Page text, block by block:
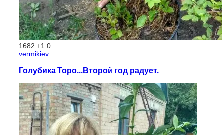
1682 +1 0
vermikiev
Голубика Торо...Второй год радует.